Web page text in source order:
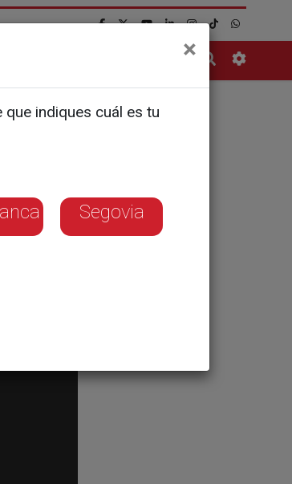
×
indiques cuál es tu
Segovia